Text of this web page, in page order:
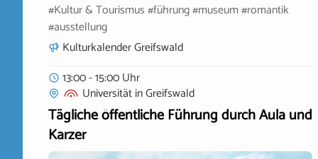
#Kultur & Tourismus #führung #museum #romantik
#ausstellung
Kulturkalender Greifswald
13:00 - 15:00 Uhr
UniversitätinGreifswald
Tägliche öffentliche Führung durch Aula und
Karzer